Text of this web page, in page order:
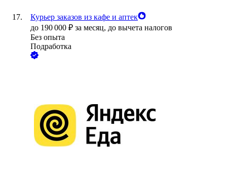
Курьер заказов из кафе и аптек
до 190 000 ₽ за месяц, до вычета налогов
Без опыта
Подработка